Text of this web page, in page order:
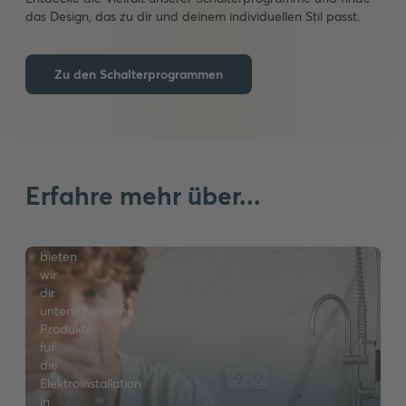
das Design, das zu dir und deinem individuellen Stil passt.
Zu den Schalterprogrammen
Erfahre mehr über...
den
für
den
Außenbereich
Steckdose
für
bieten
wir
dir
unterschiedliche
Produkte
für
die
Elektroinstallation
in
Smarter
Home